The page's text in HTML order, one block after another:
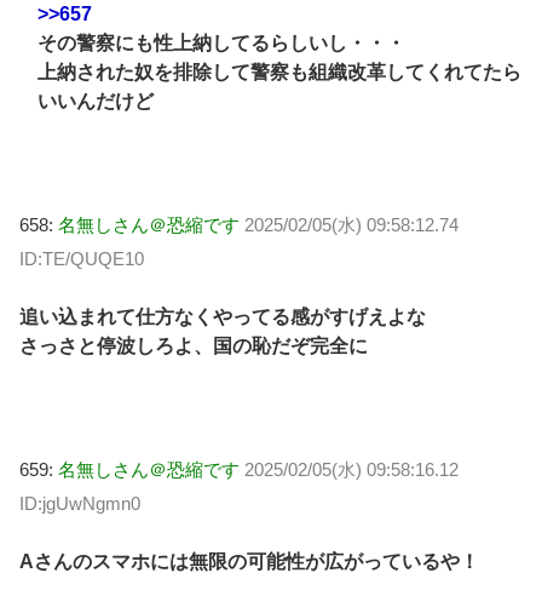
>>657
その警察にも性上納してるらしいし・・・
上納された奴を排除して警察も組織改革してくれてたら
いいんだけど
658: 名無しさん＠恐縮です 2025/02/05(水) 09:58:12.74
ID:TE/QUQE10
追い込まれて仕方なくやってる感がすげえよな
さっさと停波しろよ、国の恥だぞ完全に
659: 名無しさん＠恐縮です 2025/02/05(水) 09:58:16.12
ID:jgUwNgmn0
Aさんのスマホには無限の可能性が広がっているや！